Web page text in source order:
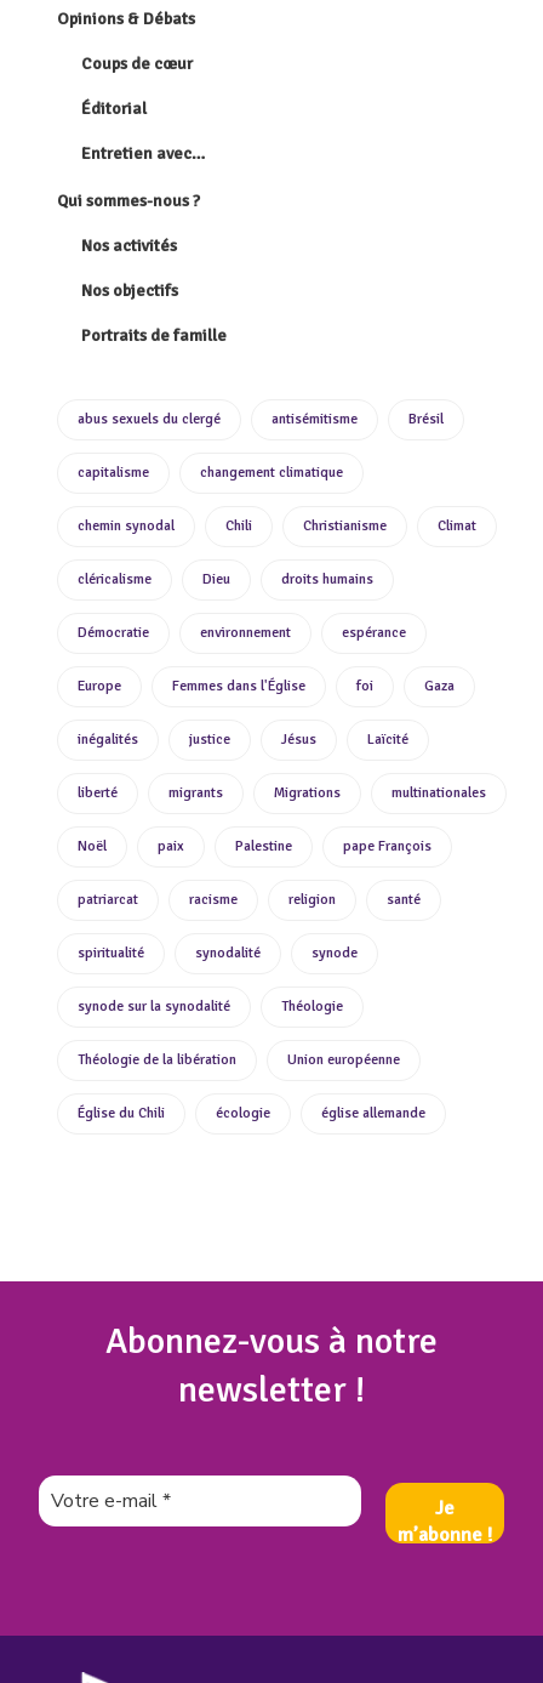
Opinions & Débats
Coups de cœur
Éditorial
Entretien avec…
Qui sommes-nous ?
Nos activités
Nos objectifs
Portraits de famille
abus sexuels du clergé antisémitisme Brésil
capitalisme changement climatique
chemin synodal Chili Christianisme Climat
cléricalisme Dieu droits humains
Démocratie environnement espérance
Europe Femmes dans l'Église foi Gaza
inégalités justice Jésus Laïcité
liberté migrants Migrations multinationales
Noël paix Palestine pape François
patriarcat racisme religion santé
spiritualité synodalité synode
synode sur la synodalité Théologie
Théologie de la libération Union européenne
Église du Chili écologie église allemande
Abonnez-vous à notre
newsletter !